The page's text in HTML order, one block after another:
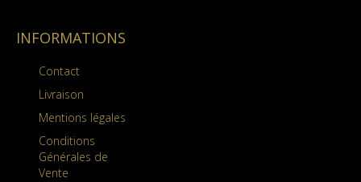
INFORMATIONS
Contact
Livraison
Mentions légales
Conditions
Générales de
Vente